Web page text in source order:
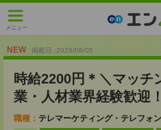
メニュー
NEW 掲載日 :2026/08/05
時給2200円＊＼マッチ
業・人材業界経験歓迎！
職種： テレマーケティング・テレフォ